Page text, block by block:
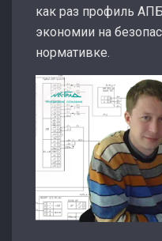
как раз профиль
экономии на
нормативке.